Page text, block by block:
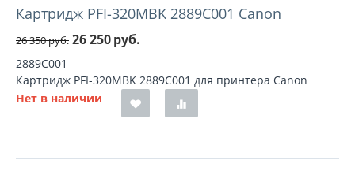
Картридж PFI-320MBK 2889C001 Canon
26 350руб. 26 250руб.
2889C001
Картридж PFI-320MBK 2889C001 для принтера Canon
Нет в наличии